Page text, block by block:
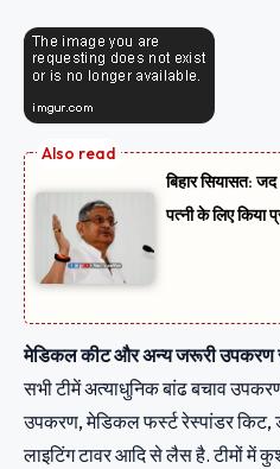
बिहार सियासत:
पत्नी के लिए किया
मेडिकल कीट और अन्य जरूरी उपकरण
सभी टीमें अत्‍याधुनिक बांढ बचाव
उपकरण, मेडिकल फर्स्ट रेस्‍पांडर किट,
लाइटिंग टावर आदि से लैस है. टीमों में